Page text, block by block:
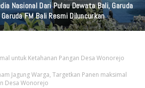
Nasional Dari Pulau Dewata Bali, Garuda
Garuda FM Bali Resmi Diluncurkan
untuk Ketahanan Pangan Desa Wonorejo
Jagung Warga, Targetkan Panen maksimal
Desa Wonorejo